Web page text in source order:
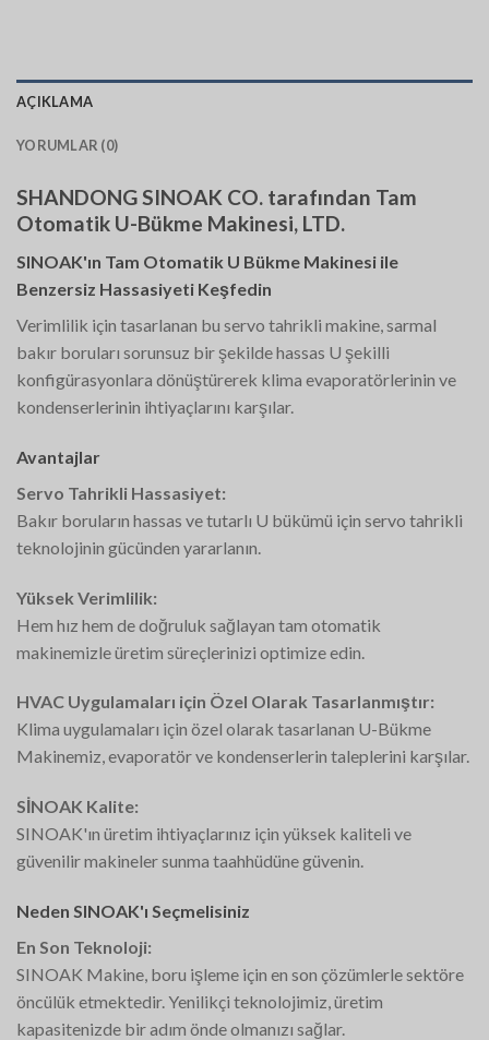
AÇIKLAMA
YORUMLAR (0)
SHANDONG SINOAK CO. tarafından Tam
Otomatik U-Bükme Makinesi, LTD.
SINOAK'ın Tam Otomatik U Bükme Makinesi ile
Benzersiz Hassasiyeti Keşfedin
Verimlilik için tasarlanan bu servo tahrikli makine, sarmal
bakır boruları sorunsuz bir şekilde hassas U şekilli
konfigürasyonlara dönüştürerek klima evaporatörlerinin ve
kondenserlerinin ihtiyaçlarını karşılar.
Avantajlar
Servo Tahrikli Hassasiyet:
Bakır boruların hassas ve tutarlı U bükümü için servo tahrikli
teknolojinin gücünden yararlanın.
Yüksek Verimlilik:
Hem hız hem de doğruluk sağlayan tam otomatik
makinemizle üretim süreçlerinizi optimize edin.
HVAC Uygulamaları için Özel Olarak Tasarlanmıştır:
Klima uygulamaları için özel olarak tasarlanan U-Bükme
Makinemiz, evaporatör ve kondenserlerin taleplerini karşılar.
SİNOAK Kalite:
SINOAK'ın üretim ihtiyaçlarınız için yüksek kaliteli ve
güvenilir makineler sunma taahhüdüne güvenin.
Neden SINOAK'ı Seçmelisiniz
En Son Teknoloji:
SINOAK Makine, boru işleme için en son çözümlerle sektöre
öncülük etmektedir. Yenilikçi teknolojimiz, üretim
kapasitenizde bir adım önde olmanızı sağlar.